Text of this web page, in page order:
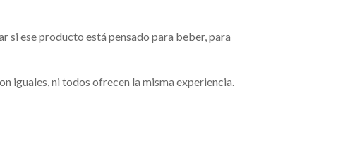
si ese producto está pensado para beber, para
iguales, ni todos ofrecen la misma experiencia.